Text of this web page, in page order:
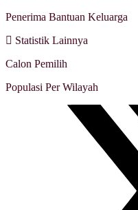
Penerima Bantuan Keluarga
Statistik Lainnya
Calon Pemilih
Populasi Per Wilayah